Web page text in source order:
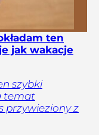
ten
jak wakacje
szybki
temat
przywieziony z